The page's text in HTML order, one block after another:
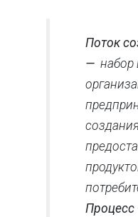
Поток
— набор